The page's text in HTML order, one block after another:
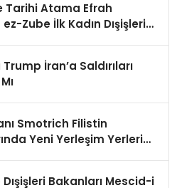
Tarihi Atama Efrah
Zube İlk Kadın Dışişleri
İran’a Saldırıları
Smotrich Filistin
Yeni Yerleşim Yerleri
Dışişleri Bakanları Mescid-i